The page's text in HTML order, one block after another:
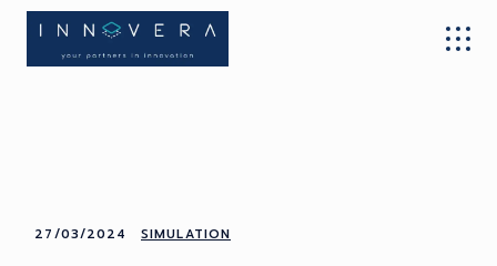
27/03/2024 SIMULATION